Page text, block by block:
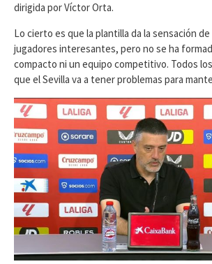
dirigida por Víctor Orta.
Lo cierto es que la plantilla da la sensación
jugadores interesantes, pero no se ha
compacto ni un equipo competitivo. Todos
que el Sevilla va a tener problemas para